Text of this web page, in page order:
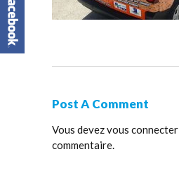
Post A Comment
Vous devezvous connecter
commentaire.